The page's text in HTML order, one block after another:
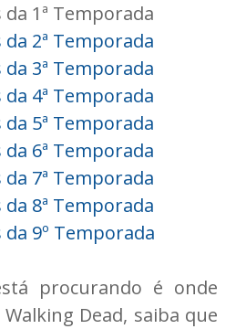
1ª Temporada
2ª Temporada
3ª Temporada
4ª Temporada
5ª Temporada
6ª Temporada
7ª Temporada
8ª Temporada
9º Temporada
procurando é onde
Dead, saiba que